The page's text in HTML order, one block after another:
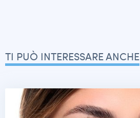
TI PUÒ INTERESSARE ANCHE